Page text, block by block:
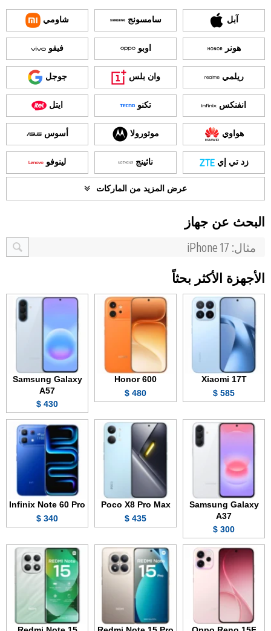
آبل سامسونج شاومي
هونر اوبو فيفو
ريلمي وان بلس جوجل
انفنكس تكنو ايتل
هواوي موتورولا أسوس
زد تي إي ناثينج لينوفو
عرض المزيد من الماركات
البحث عن جهاز
الأجهزة الأكثر بحثاً
Xiaomi 17T
585 $
Honor 600
480 $
Samsung Galaxy
A57
430 $
Samsung Galaxy
A37
300 $
Poco X8 Pro Max
435 $
Infinix Note 60 Pro
340 $